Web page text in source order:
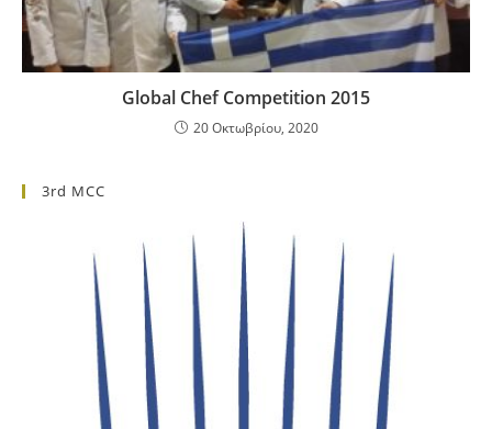
Global Chef Competition 2015
20 Οκτωβρίου, 2020
3rd MCC